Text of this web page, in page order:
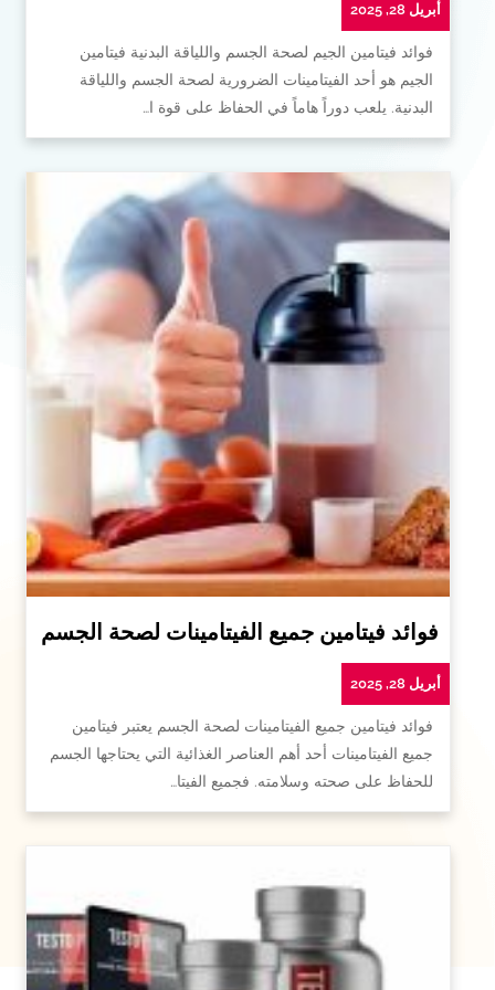
أبريل 28, 2025
فوائد فيتامين الجيم لصحة الجسم واللياقة البدنية فيتامين
الجيم هو أحد الفيتامينات الضرورية لصحة الجسم واللياقة
البدنية. يلعب دوراً هاماً في الحفاظ على قوة ا…
فوائد فيتامين جميع الفيتامينات لصحة الجسم
أبريل 28, 2025
فوائد فيتامين جميع الفيتامينات لصحة الجسم يعتبر فيتامين
جميع الفيتامينات أحد أهم العناصر الغذائية التي يحتاجها الجسم
للحفاظ على صحته وسلامته. فجميع الفيتا…